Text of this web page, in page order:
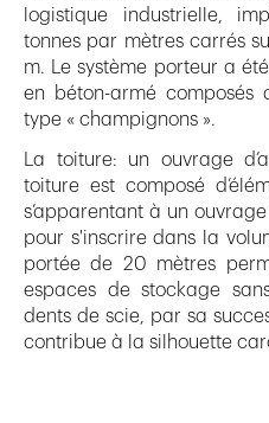
logistique industrielle,
tonnes par mètres carrés
m. Le système porteur a
en béton-armé
type « champignons ».
La toiture: un ouvrage
toiture est composé
s’apparentant à un
pour s'inscrire dans la
portée de 20 mètres
espaces de stockage
dents de scie, par sa
contribue à la silhouette